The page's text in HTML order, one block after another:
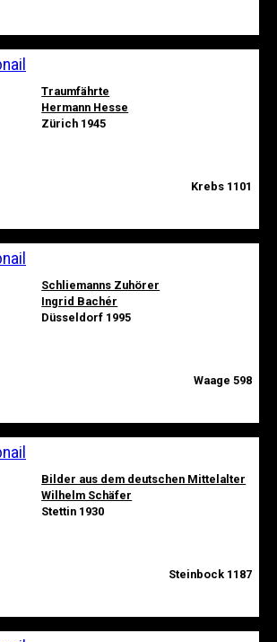
Traumfährte
Hermann Hesse
Zürich 1945
Krebs 1101
Schliemanns Zuhörer
Ingrid Bachér
Düsseldorf 1995
Waage 598
Bilder aus dem deutschen Mittelalter
Wilhelm Schäfer
Stettin 1930
Steinbock 1187